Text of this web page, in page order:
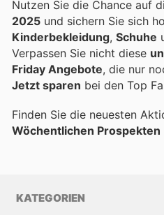
Nutzen Sie die Chance auf
2025 und sichern Sie sich
Kinderbekleidung, Schuhe
Verpassen Sie nicht diese
Friday Angebote, die nur
Jetzt sparen bei den Top
Finden Sie die neuesten
Wöchentlichen Prospekten
KATEGORIEN